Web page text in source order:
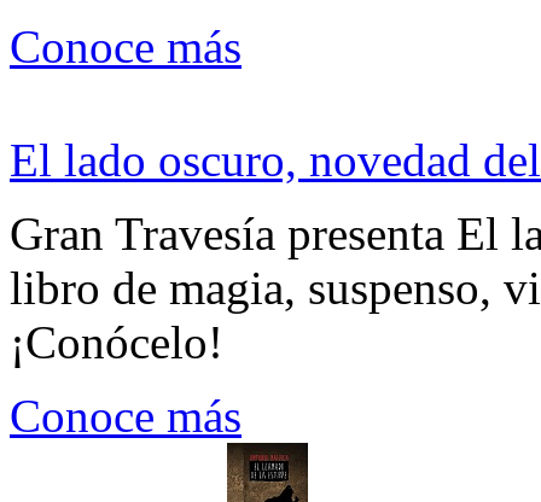
Conoce más
El lado oscuro, novedad
Gran Travesía presenta El
libro de magia, suspenso,
¡Conócelo!
Conoce más